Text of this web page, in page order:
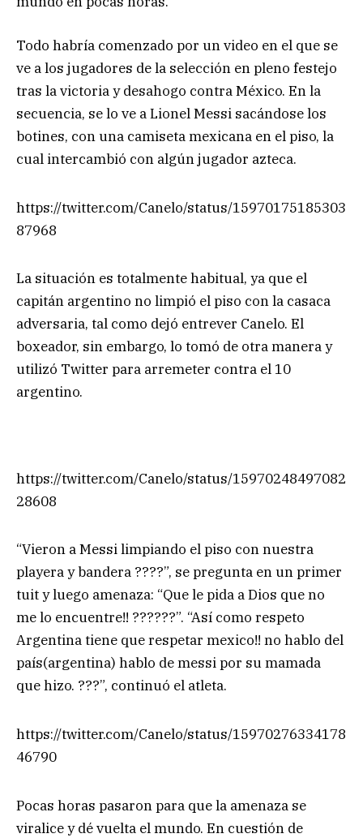
Todo habría comenzado por un video en el que se
ve a los jugadores de la selección en pleno festejo
tras la victoria y desahogo contra México. En la
secuencia, se lo ve a Lionel Messi sacándose los
botines, con una camiseta mexicana en el piso, la
cual intercambió con algún jugador azteca.
https://twitter.com/Canelo/status/15970175185303
87968
La situación es totalmente habitual, ya que el
capitán argentino no limpió el piso con la casaca
adversaria, tal como dejó entrever Canelo. El
boxeador, sin embargo, lo tomó de otra manera y
utilizó Twitter para arremeter contra el 10
argentino.
https://twitter.com/Canelo/status/15970248497082
28608
“Vieron a Messi limpiando el piso con nuestra
playera y bandera ????”, se pregunta en un primer
tuit y luego amenaza: “Que le pida a Dios que no
me lo encuentre!! ??????”. “Así como respeto
Argentina tiene que respetar mexico!! no hablo del
país(argentina) hablo de messi por su mamada
que hizo. ???”, continuó el atleta.
https://twitter.com/Canelo/status/15970276334178
46790
Pocas horas pasaron para que la amenaza se
viralice y dé vuelta el mundo. En cuestión de